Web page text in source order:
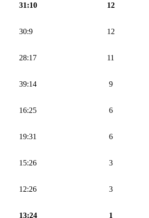
31:10 12
30:9 12
28:17 11
39:14 9
16:25 6
19:31 6
15:26 3
12:26 3
13:24 1